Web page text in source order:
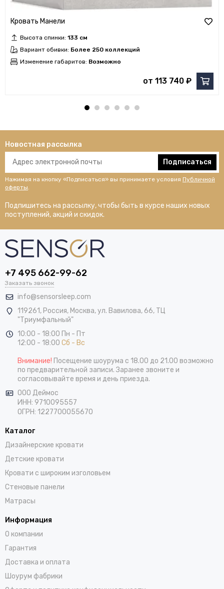
Кровать Манели
Высота спинки: 133 см
Вариант обивки: Более 250 коллекций
Изменение габаритов: Возможно
от 113 740 ₽
Новостная рассылка
Подписаться
Нажимая на кнопку «Подписаться» вы принимаете условия Публичной
оферты.
Подпишитесь на рассылку, чтобы быть в курсе наших новых
поступлений, акций и скидок.
+7 495 662-99-62
Заказать звонок
info@sensorsleep.com
119261, Россия, Москва,ул. Вавилова, 66, ТЦ
"Триумфальный"
10:00 - 18:00 Пн - Пт
12:00 - 18:00 Сб - Вс
Внимание! Посещение шоурума с 18.00 до 21.00 возможно
по предварительной записи. Заранее звоните и
согласовывайте время и день приезда.
ООО Деймос
ИНН: 9710095557
ОГРН: 1227700055670
Каталог
Дизайнерские кровати
Детские кровати
Кровати с широким изголовьем
Стеновые панели
Матрасы
Информация
О компании
Гарантия
Доставка и оплата
Шоурум фабрики